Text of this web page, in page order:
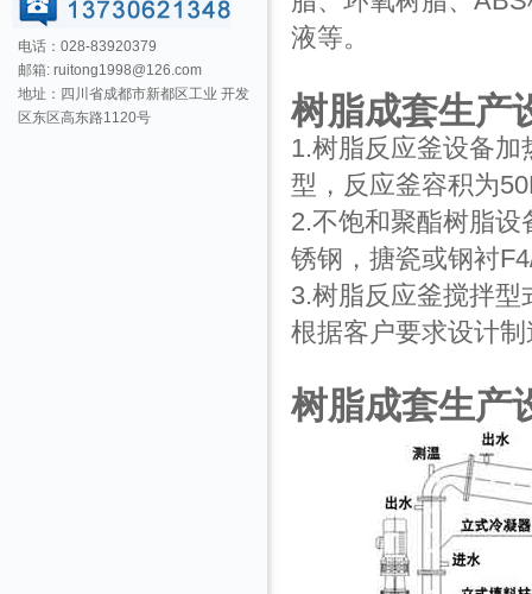
电话：028-83920379
邮箱: ruitong1998@126.com
地址：四川省成都市新都区工业 开发
区东区高东路1120号
液等。
树脂成套生产
1.树脂反应釜设备
型，反应釜容积为
2.不饱和聚酯树脂
锈钢，搪瓷或钢衬
3.树脂反应釜搅拌
根据客户要求设计
树脂成套生产